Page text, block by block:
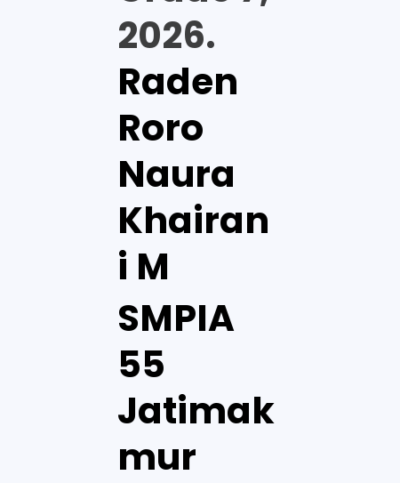
2026.
Raden
Roro
Naura
Khairan
i M
SMPIA
55
Jatimak
mur